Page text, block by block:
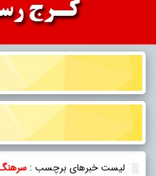
لیست خبرهای برچسب :